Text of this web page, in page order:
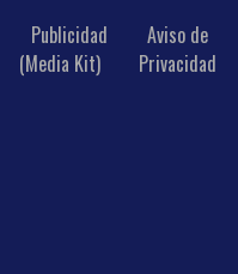
Publicidad
(Media Kit)
Aviso de
Privacidad